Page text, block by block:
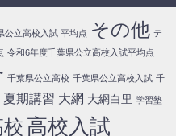
公立高校入試 平均点 その他 テ
令和6年度千葉県公立高校入試平均点
千葉県公立高校 千葉県公立高校入試 千
夏期講習 大網 大網白里 学習塾
校 高校入試